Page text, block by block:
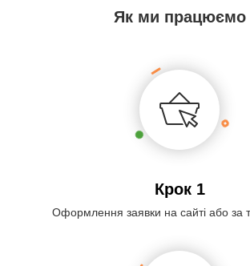
Як ми працюємо
Крок 1
Оформлення заявки на сайті або за